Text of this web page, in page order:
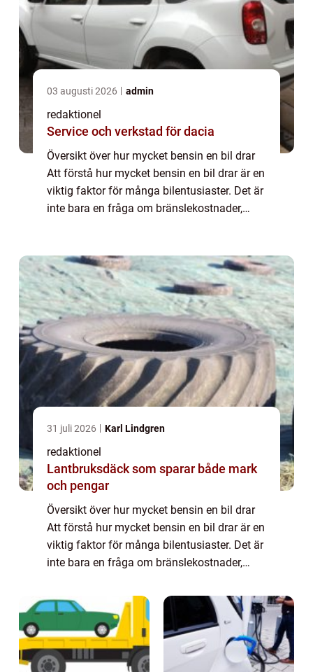
03 augusti 2026 admin
redaktionel
Service och verkstad för dacia
Översikt över hur mycket bensin en bil drar
Att förstå hur mycket bensin en bil drar är en
viktig faktor för många bilentusiaster. Det är
inte bara en fråga om bränslekostnader,
31 juli 2026 Karl Lindgren
redaktionel
Lantbruksdäck som sparar både mark
och pengar
Översikt över hur mycket bensin en bil drar
Att förstå hur mycket bensin en bil drar är en
viktig faktor för många bilentusiaster. Det är
inte bara en fråga om bränslekostnader,
I denna artikel kommer vi att ...